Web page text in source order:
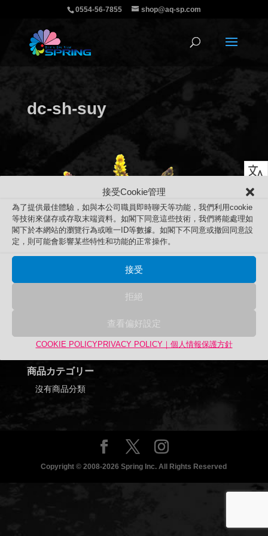
接受Cookie管理
為了提供最佳體驗，如與本公司職員即時聊天等功能，我們利用cookie
等技術來儲存或存取末端資料。如閣下同意這些技術，我們將能處理如
閣下於本網站的瀏覽行為或唯一ID等數據。如閣下不同意或撤回同意設
定，則可能會影響某些特性和功能的正常操作。
接受
拒絕
查看偏好設定
COOKIE POLICYPRIVACY POLICY｜個人情報保護方針
0554-56-7855 shop@aq-sp.com
dc-sh-suy
關
字:
搜尋
商品カテゴリー
沒有商品分類
Copyright © 2008-2026 Spring Inc. All Rights Reserved